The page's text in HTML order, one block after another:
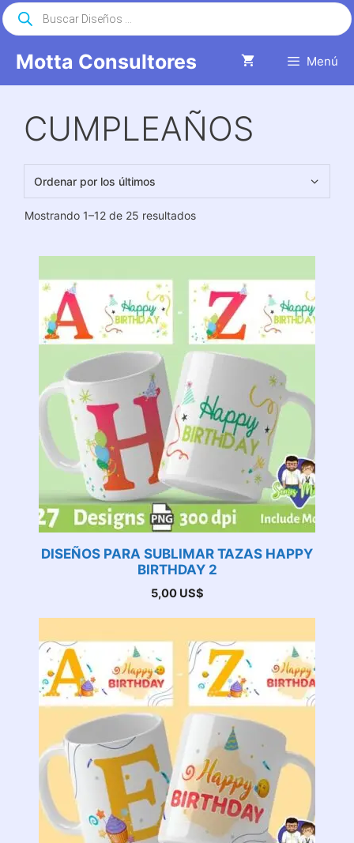
Saltar
al
Motta Consultores Menú
Búsqueda
de
productos
CUMPLEAÑOS
Mostrando 1–12 de 25 resultadosOrdenado
DISEÑOS PARA SUBLIMAR TAZAS HAPPY
BIRTHDAY 2
5,00 US$